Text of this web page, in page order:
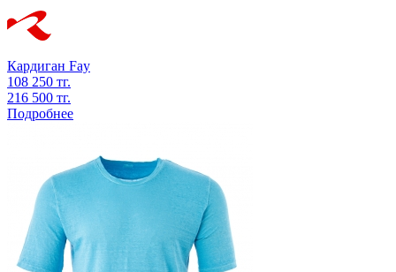
Кардиган Fay
108 250 тг.
216 500 тг.
Подробнее